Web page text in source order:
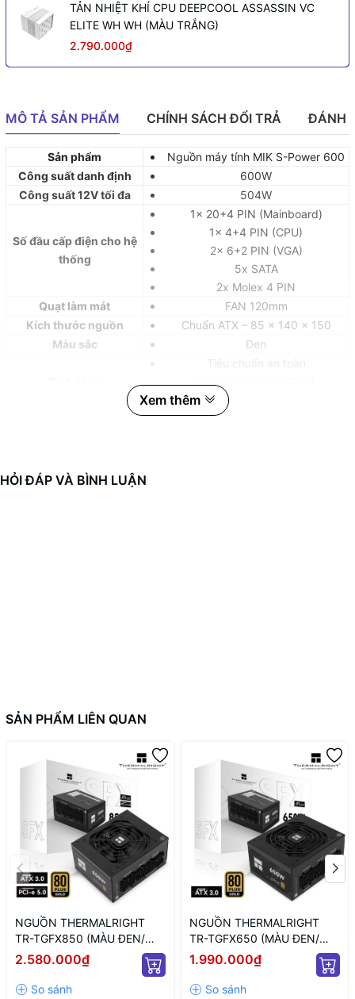
TẢN NHIỆT KHÍ CPU DEEPCOOL ASSASSIN VC
ELITE WH WH (MÀU TRẮNG)
2.790.000₫
MÔ TẢ SẢN PHẨM CHÍNH SÁCH ĐỔI TRẢ ĐÁNH
Sản phẩm
Nguồn máy tính MIK S-Power 600
Công suất danh định
600W
Công suất 12V tối đa
504W
Số đầu cấp điện cho hệ
thống
1x 20+4 PIN (Mainboard)
1x 4+4 PIN (CPU)
2x 6+2 PIN (VGA)
5x SATA
2x Molex 4 PIN
Quạt làm mát
FAN 120mm
Kích thước nguồn
Chuẩn ATX – 85 x 140 x 150
Màu sắc
Đen
Tiêu chuẩn an toàn
Chuẩn tiết kiệm điện C6/C7
Xem thêm
HỎI ĐÁP VÀ BÌNH LUẬN
SẢN PHẨM LIÊN QUAN
NGUỒN THERMALRIGHT
TR-TGFX850 (MÀU ĐEN/
CHUẨN SFX/ FULL
MODULAR/ 850W)
2.580.000₫
NGUỒN THERMALRIGHT
TR-TGFX650 (MÀU ĐEN/
CHUẨN SFX/ FULL
MODULAR/ 650W)
1.990.000₫